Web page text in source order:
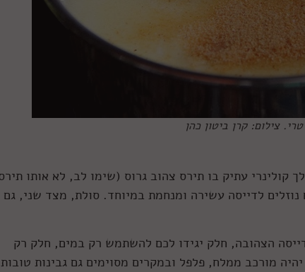
צילום: קרן ביטון כהן
קולינרי עתיק בו תירס צהוב גרוס (שימו לב, לא אותו
לדייסה עשירה ומנחמת במיוחד. סולת, מצד שני, גם
הצהובה, חלק יגידו לכם להשתמש רק במים, חלק רק
מורכב ממלח, פלפל ובמקרים מסוימים גם גבינות